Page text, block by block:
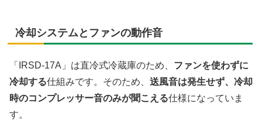
冷却システムとファンの動作音
「IRSD-17A」は直冷式冷蔵庫のため、 ファンを使わずに
冷却する仕組みです。そのため、 送風音は発生せず、冷却
時のコンプレッサー音のみが聞こえる仕様になっていま
す。